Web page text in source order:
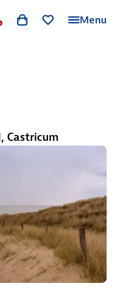
Menu
Castricum